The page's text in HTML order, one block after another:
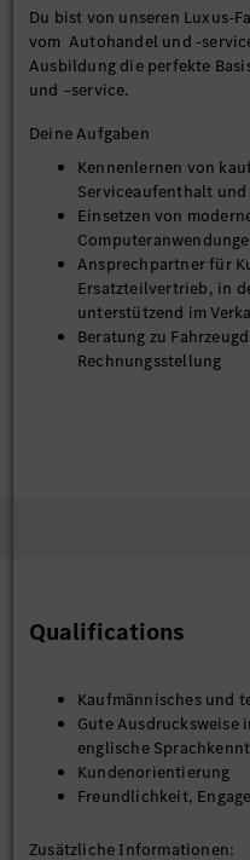
Du bist von unseren Luxus-
vom Autohandel und -
Ausbildung die perfekte
und –service.
Deine Aufgaben
Kennenlernen von
Serviceaufenthalt und
Einsetzen von
Ansprechpartner für
Ersatzteilvertrieb, in
unterstützend im
Beratung zu
Rechnungsstellung
Qualifications
Kaufmännisches und
Gute
englische
Kundenorientierung
Freundlichkeit,
Zusätzliche Informationen: